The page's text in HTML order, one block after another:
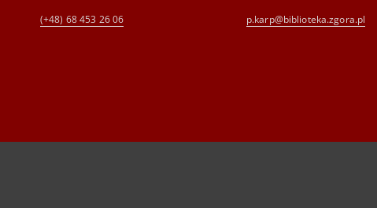
(+48) 68 453 26 06 p.karp@biblioteka.zgora.pl